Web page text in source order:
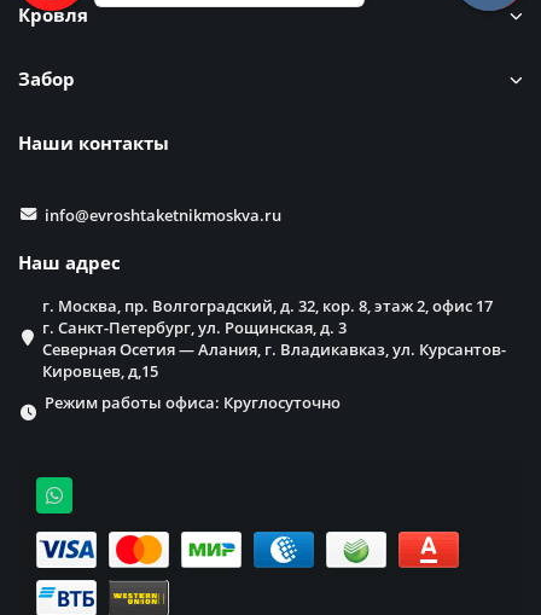
Кровля
Забор
Наши контакты
info@evroshtaketnikmoskva.ru
Наш адрес
г. Москва, пр. Волгоградский, д. 32, кор. 8, этаж 2, офис 17
г. Санкт-Петербург, ул. Рощинская, д. 3
Северная Осетия — Алания, г. Владикавказ, ул. Курсантов-
Кировцев, д,15
Режим работы офиса: Круглосуточно